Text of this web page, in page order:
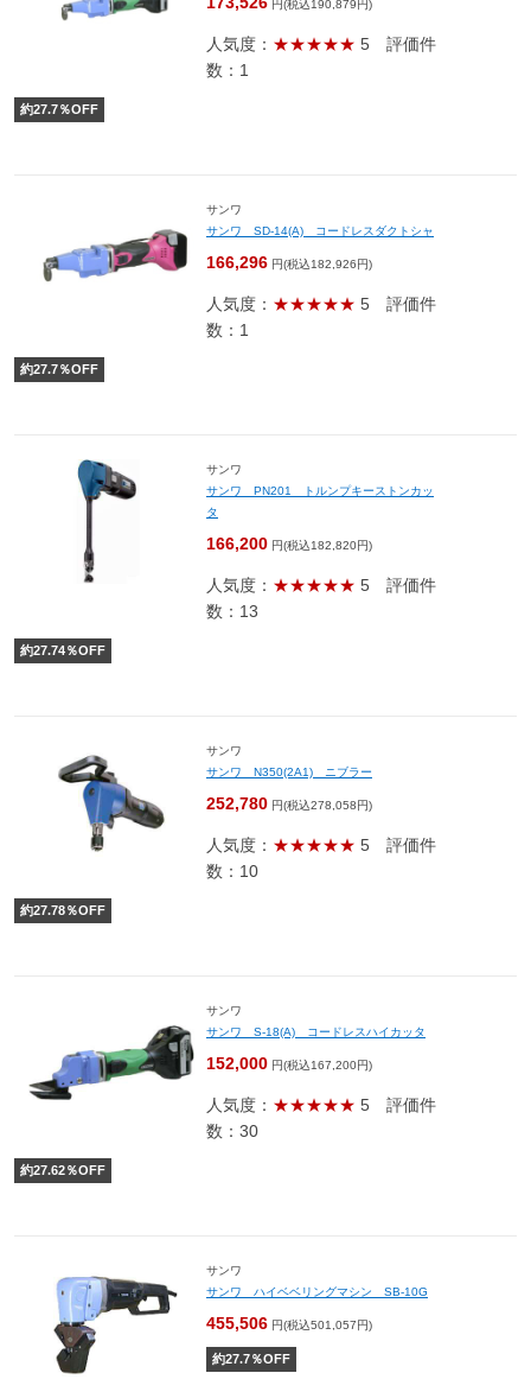
円(税込190,879円)
人気度： ★★★★★ 5 評価件
数：1
約27.7％OFF
サンワ
サンワ SD-14(A) コードレスダクトシャ
166,296 円(税込182,926円)
人気度： ★★★★★ 5 評価件
数：1
約27.7％OFF
サンワ
サンワ PN201 トルンプキーストンカッ
タ
166,200 円(税込182,820円)
人気度： ★★★★★ 5 評価件
数：13
約27.74％OFF
サンワ
サンワ N350(2A1) ニブラー
252,780 円(税込278,058円)
人気度： ★★★★★ 5 評価件
数：10
約27.78％OFF
サンワ
サンワ S-18(A) コードレスハイカッタ
152,000 円(税込167,200円)
人気度： ★★★★★ 5 評価件
数：30
約27.62％OFF
サンワ
サンワ ハイベベリングマシン SB-10G
455,506 円(税込501,057円)
約27.7％OFF